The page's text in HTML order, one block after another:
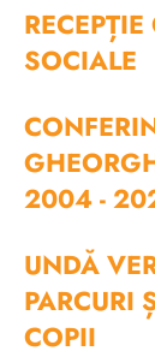
SOCIALE
2004 -
UNDĂ
PARCURI
COPII